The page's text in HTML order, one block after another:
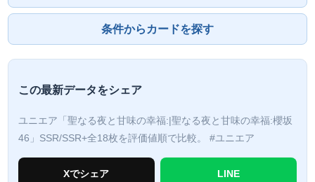
条件からカードを探す
この最新データをシェア
ユニエア「聖なる夜と甘味の幸福:|聖なる夜と甘味の幸福:櫻坂
46」SSR/SSR+全18枚を評価値順で比較。#ユニエア
Xでシェア LINE